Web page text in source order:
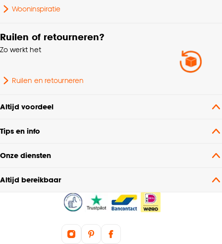
Wooninspiratie
Ruilen of retourneren?
Zo werkt het
Ruilen en retourneren
Altijd voordeel
Tips en info
Onze diensten
Altijd bereikbaar